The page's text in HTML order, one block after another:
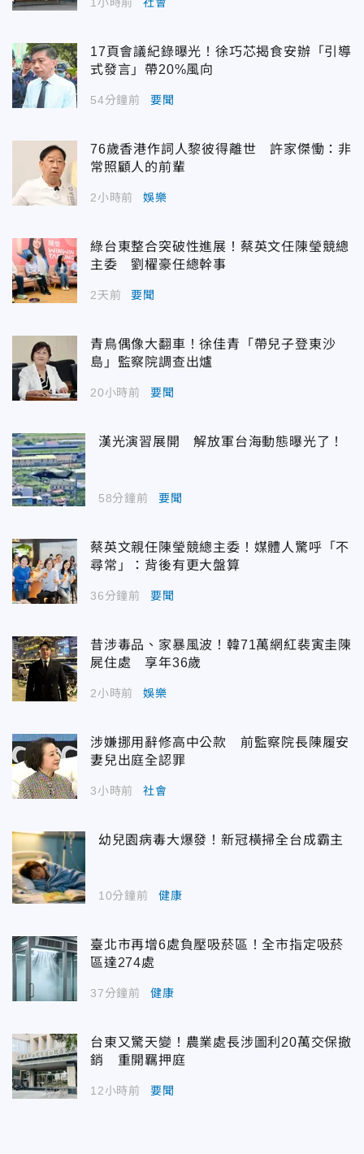
17頁會議紀錄曝光！徐巧芯揭食安辦「引導
式發言」帶20%風向
54分鐘前 要聞
76歲香港作詞人黎彼得離世 許家傑慟：非
常照顧人的前輩
2小時前 娛樂
綠台東整合突破性進展！蔡英文任陳瑩競總
主委 劉櫂豪任總幹事
2天前 要聞
青鳥偶像大翻車！徐佳青「帶兒子登東沙
島」監察院調查出爐
20小時前 要聞
漢光演習展開 解放軍台海動態曝光了！
58分鐘前 要聞
蔡英文親任陳瑩競總主委！媒體人驚呼「不
尋常」：背後有更大盤算
36分鐘前 要聞
昔涉毒品、家暴風波！韓71萬網紅裴寅圭陳
屍住處 享年36歲
2小時前 娛樂
涉嫌挪用辭修高中公款 前監察院長陳履安
妻兒出庭全認罪
3小時前 社會
幼兒園病毒大爆發！新冠橫掃全台成霸主
10分鐘前 健康
臺北市再增6處負壓吸菸區！全市指定吸菸
區達274處
37分鐘前 健康
台東又驚天變！農業處長涉圖利20萬交保撤
銷 重開羈押庭
12小時前 要聞